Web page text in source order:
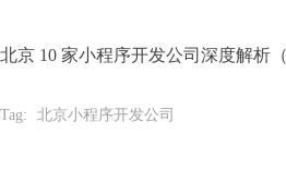
北京 10 家小程序开发公司深度解析（
Tag: 北京小程序开发公司